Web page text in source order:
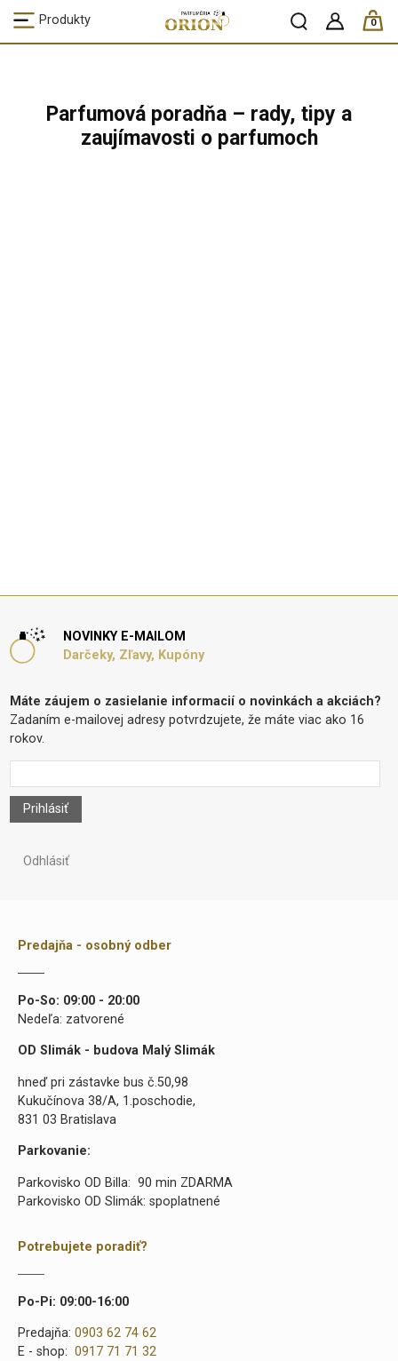
Produkty 0
ks /
Parfumová poradňa – rady, tipy a
zaujímavosti o parfumoch
NOVINKY E-MAILOM
Darčeky, Zľavy, Kupóny
Máte záujem o zasielanie informacií o novinkách a akciách?
Zadaním e-mailovej adresy potvrdzujete, že máte viac ako 16
rokov.
Prihlásiť
Odhlásiť
Predajňa - osobný odber
Po-So: 09:00 - 20:00
Nedeľa: zatvorené
OD Slimák - budova Malý Slimák
hneď pri zástavke bus č.50,98
Kukučínova 38/A, 1.poschodie,
831 03 Bratislava
Parkovanie:
Parkovisko OD Billa: 90 min ZDARMA
Parkovisko OD Slimák: spoplatnené
Potrebujete poradiť?
Po-Pi: 09:00-16:00
Predajňa: 0903 62 74 62
E - shop: 0917 71 71 32